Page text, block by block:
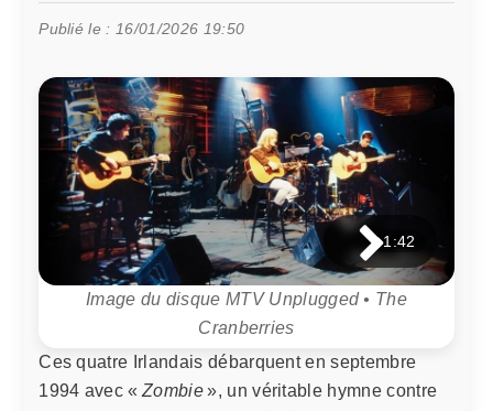
Publié le : 16/01/2026 19:50
1:42
Image du disque MTV Unplugged • The
Cranberries
Ces quatre Irlandais débarquent en septembre
1994 avec «Zombie», un véritable hymne contre